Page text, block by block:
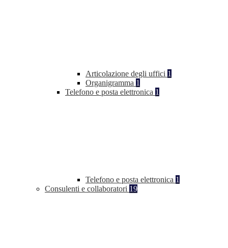
Articolazione degli uffici 1
Organigramma 1
Telefono e posta elettronica 1
Telefono e posta elettronica 1
Consulenti e collaboratori 19